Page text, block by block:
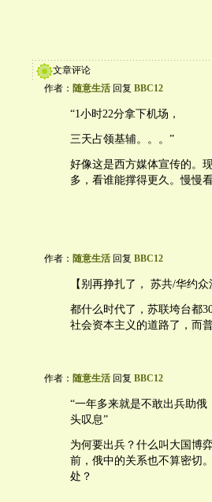
文章评论
作者： 随意生活 回复 BBC12
“1小时22分拿下机场，
三天占领基辅。。。”
好像这是西方媒体宣传的。
多，看谁能撑得更久。慢慢看
作者： 随意生活 回复 BBC12
【别再挣扎了， 苏共/华约
都什么时代了，苏联垮台都
社会资本主义的道路了，而
作者： 随意生活 回复 BBC12
“一年多来就是不敢出兵助
头叹息”
为何要出兵？什么叫大国博
前，俄中的关系也不算密切
处？